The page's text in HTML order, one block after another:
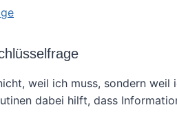
weil ich muss, sondern weil
dabei hilft, dass